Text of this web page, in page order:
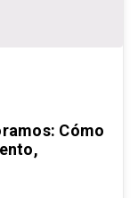
Cómo